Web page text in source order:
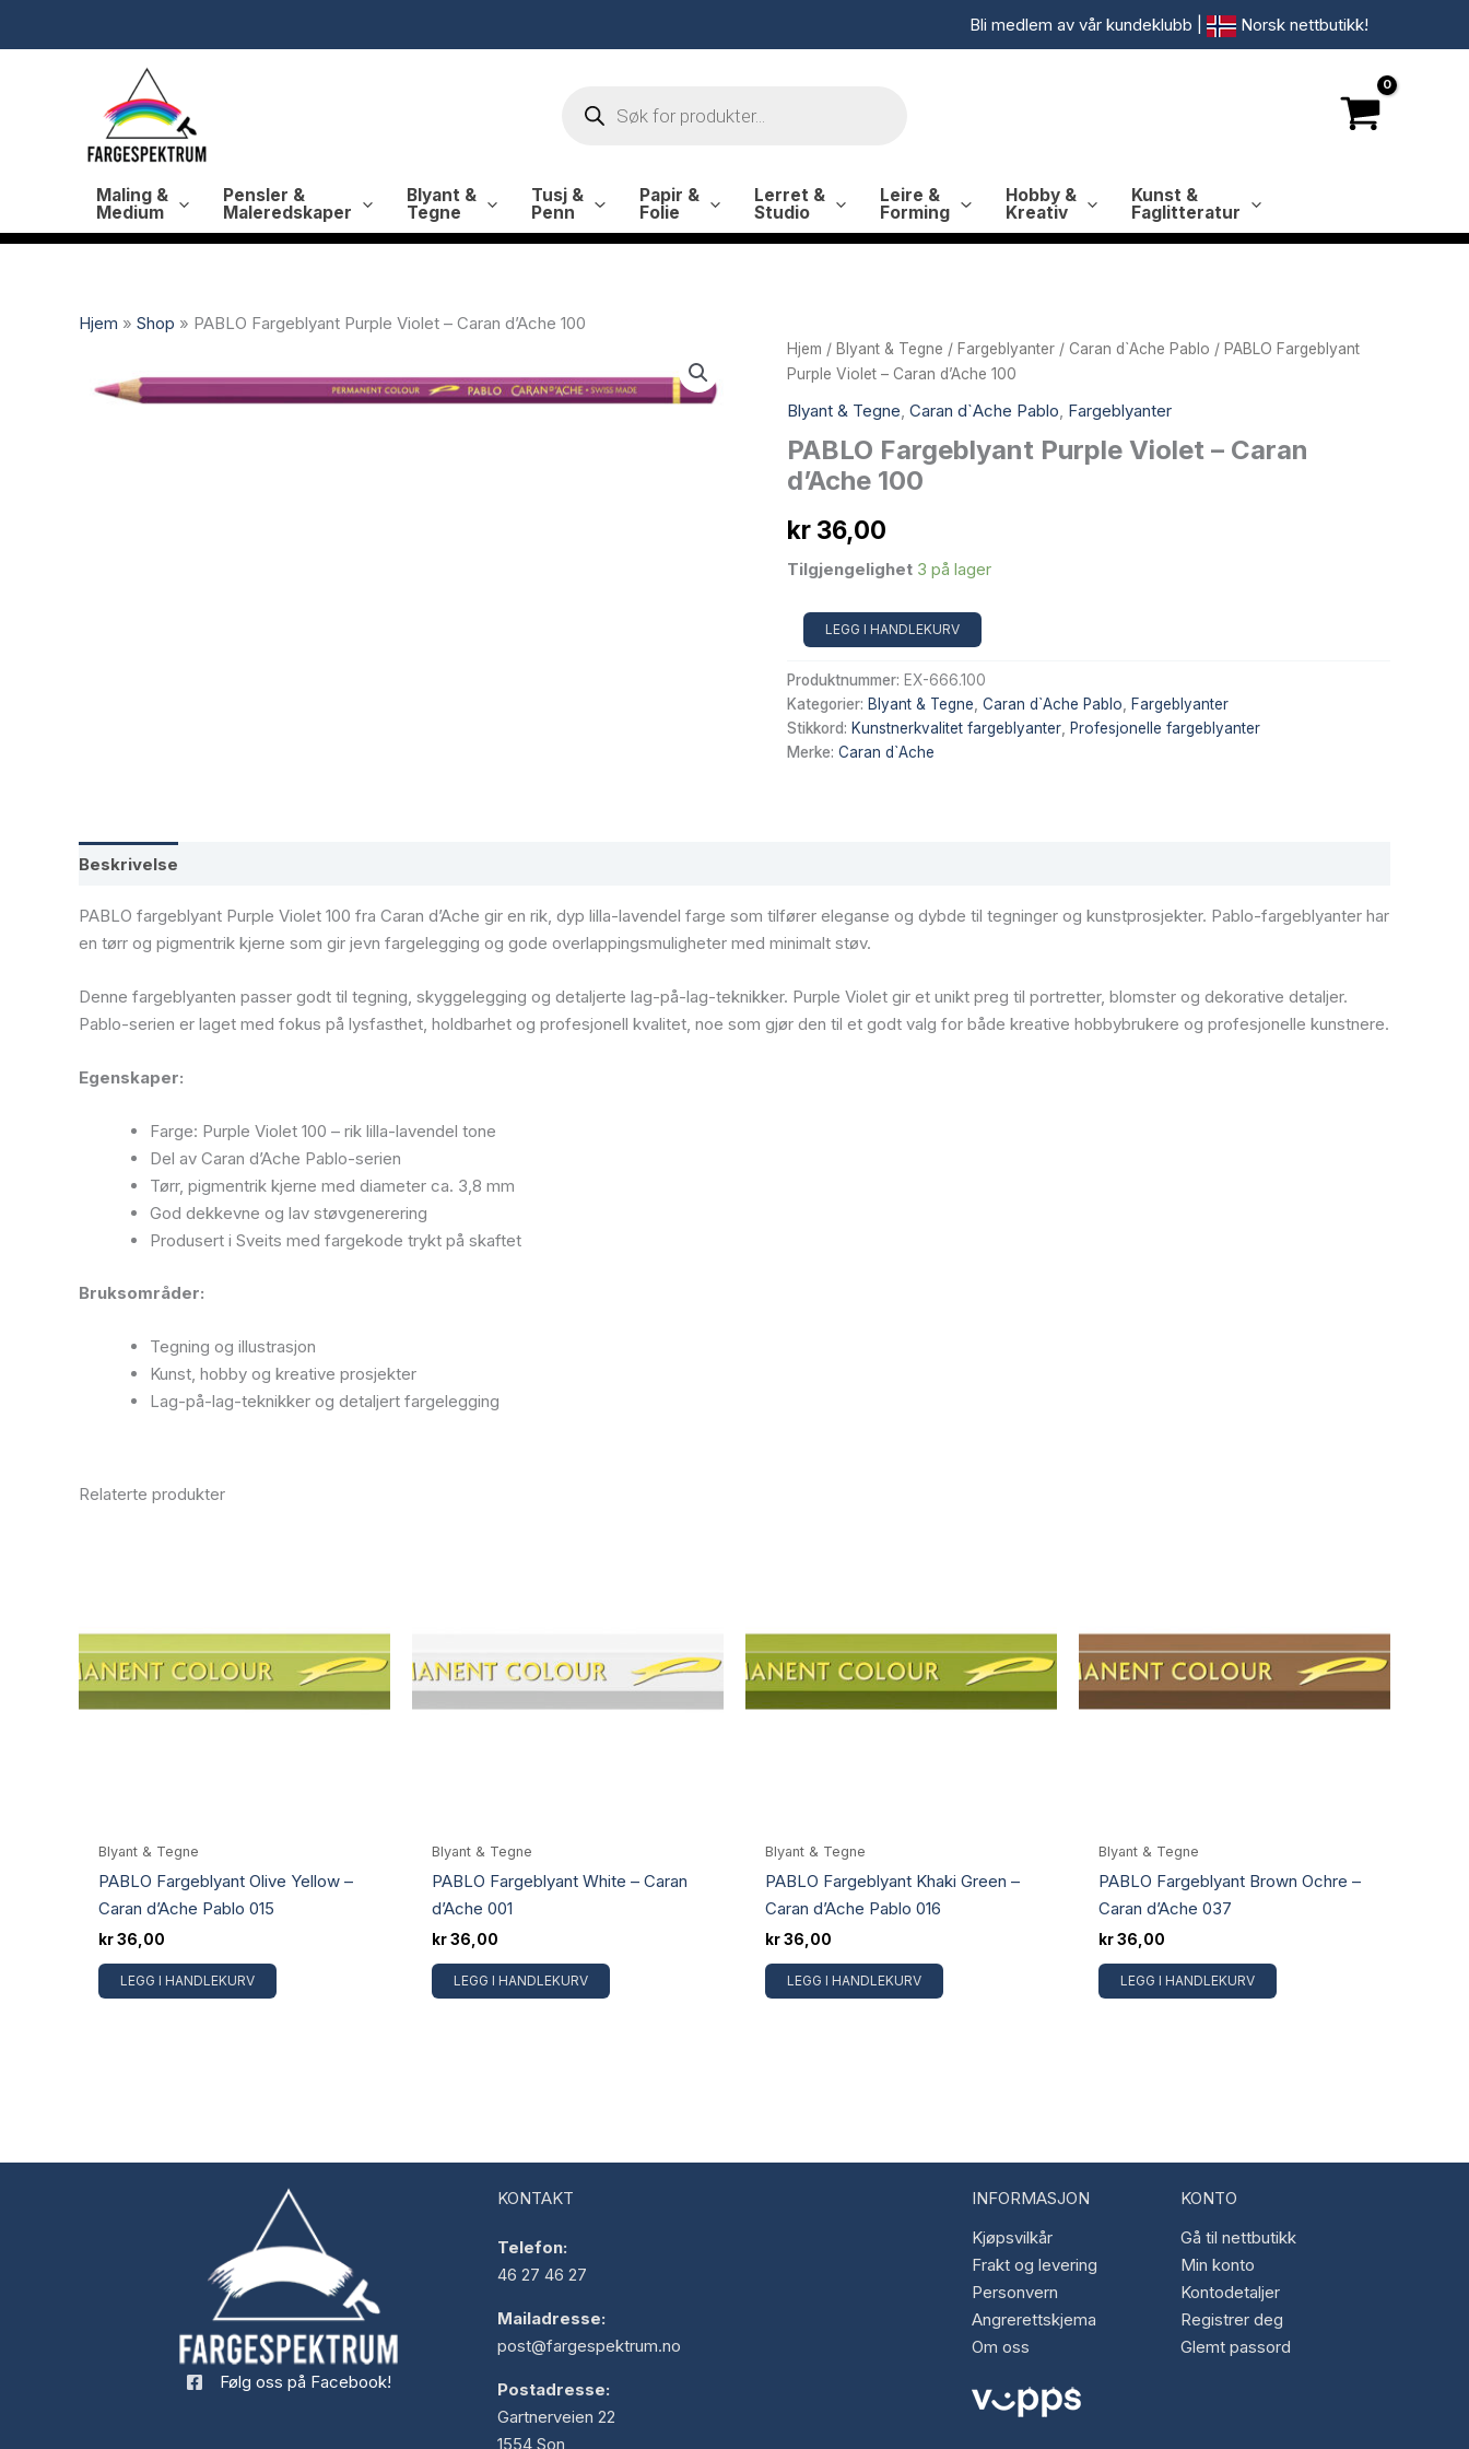
Bli medlem av vår kundeklubb Norsk nettbutikk!
search
Maling &
Medium
Pensler &
Maleredskaper
Blyant &
Tegne
Tusj &
Penn
Papir &
Folie
Lerret &
Studio
Leire &
Forming
Hobby &
Kreativ
Kunst &
Faglitteratur
Hjem » Shop » PABLO Fargeblyant Purple Violet – Caran d’Ache 100
Hjem / Blyant & Tegne / Fargeblyanter / Caran d`Ache Pablo / PABLO Fargeblyant
Purple Violet – Caran d’Ache 100
Blyant & Tegne Caran d`Ache Pablo Fargeblyanter
PABLO Fargeblyant Purple Violet – Caran
d’Ache 100
kr 36,00
Tilgjengelighet 3 på lager
PABLO
Fargeblyant
Violet
–
Caran
d’Ache
LEGG I HANDLEKURV
Produktnummer: EX-666.100
Kategorier: Blyant & Tegne, Caran d`Ache Pablo, Fargeblyanter
Stikkord: Kunstnerkvalitet fargeblyanter, Profesjonelle fargeblyanter
Merke: Caran d`Ache
Beskrivelse
PABLO fargeblyant Purple Violet 100 fra Caran d’Ache gir en rik, dyp lilla-lavendel farge som tilfører eleganse og dybde til tegninger og kunstprosjekter. Pablo-fargeblyanter har
en tørr og pigmentrik kjerne som gir jevn fargelegging og gode overlappingsmuligheter med minimalt støv.
Denne fargeblyanten passer godt til tegning, skyggelegging og detaljerte lag-på-lag-teknikker. Purple Violet gir et unikt preg til portretter, blomster og dekorative detaljer.
Pablo-serien er laget med fokus på lysfasthet, holdbarhet og profesjonell kvalitet, noe som gjør den til et godt valg for både kreative hobbybrukere og profesjonelle kunstnere.
Egenskaper:
Farge: Purple Violet 100 – rik lilla-lavendel tone
Del av Caran d’Ache Pablo-serien
Tørr, pigmentrik kjerne med diameter ca. 3,8 mm
God dekkevne og lav støvgenerering
Produsert i Sveits med fargekode trykt på skaftet
Bruksområder:
Tegning og illustrasjon
Kunst, hobby og kreative prosjekter
Lag-på-lag-teknikker og detaljert fargelegging
Relaterte produkter
Blyant & Tegne
PABLO Fargeblyant Olive Yellow –
Caran d’Ache Pablo 015
kr36,00
LEGG I HANDLEKURV
Blyant & Tegne
PABLO Fargeblyant White – Caran
d’Ache 001
kr36,00
LEGG I HANDLEKURV
Blyant & Tegne
PABLO Fargeblyant Khaki Green –
Caran d’Ache Pablo 016
kr36,00
LEGG I HANDLEKURV
Blyant & Tegne
PABLO Fargeblyant Brown Ochre –
Caran d’Ache 037
kr36,00
LEGG I HANDLEKURV
Følg oss på Facebook!
KONTAKT
Telefon:
46 27 46 27
Mailadresse:
post@fargespektrum.no
Postadresse:
Gartnerveien 22
1554 Son
INFORMASJON
Kjøpsvilkår
Frakt og levering
Personvern
Angrerettskjema
Om oss
KONTO
Gå til nettbutikk
Min konto
Kontodetaljer
Registrer deg
Glemt passord